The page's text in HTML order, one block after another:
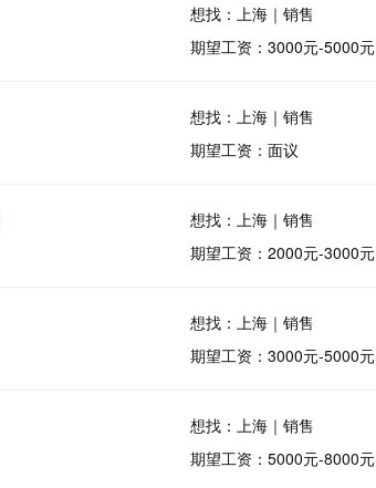
想找：上海｜销售
期望工资：3000元-5000元
想找：上海｜销售
期望工资：面议
想找：上海｜销售
期望工资：2000元-3000元
想找：上海｜销售
期望工资：3000元-5000元
想找：上海｜销售
期望工资：5000元-8000元